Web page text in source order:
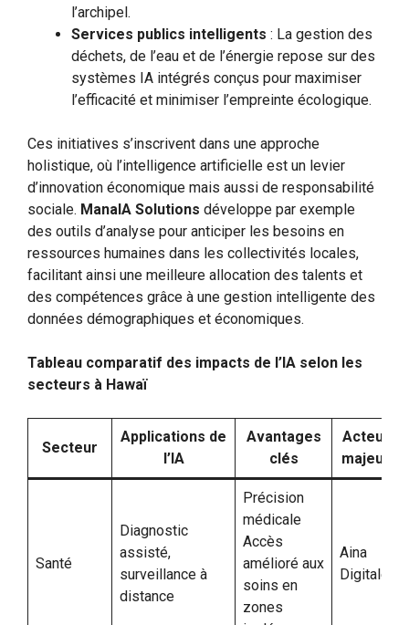
l’archipel.
Services publics intelligents : La gestion des
déchets, de l’eau et de l’énergie repose sur des
systèmes IA intégrés conçus pour maximiser
l’efficacité et minimiser l’empreinte écologique.
Ces initiatives s’inscrivent dans une approche
holistique, où l’intelligence artificielle est un levier
d’innovation économique mais aussi de responsabilité
sociale. ManaIA Solutions développe par exemple
des outils d’analyse pour anticiper les besoins en
ressources humaines dans les collectivités locales,
facilitant ainsi une meilleure allocation des talents et
des compétences grâce à une gestion intelligente des
données démographiques et économiques.
Tableau comparatif des impacts de l’IA selon les
secteurs à Hawaï
Secteur
Applications de
l’IA
Avantages
clés
Acteurs
majeurs
Santé
Diagnostic
assisté,
surveillance à
distance
Précision
médicale
Accès
amélioré aux
soins en
zones
Aina
Digitale